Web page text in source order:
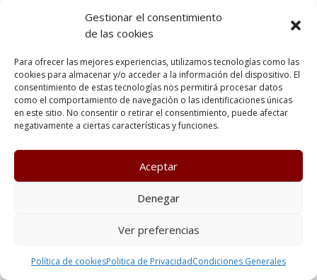
Gestionar el consentimiento
de las cookies
Para ofrecer las mejores experiencias, utilizamos tecnologías como las
cookies para almacenar y/o acceder a la información del dispositivo. El
consentimiento de estas tecnologías nos permitirá procesar datos
como el comportamiento de navegación o las identificaciones únicas
en este sitio. No consentir o retirar el consentimiento, puede afectar
negativamente a ciertas características y funciones.
Aceptar
Denegar
Ver preferencias
Política de cookiesPolitica de PrivacidadCondiciones Generales